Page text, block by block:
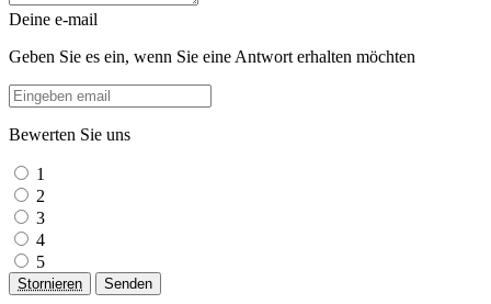
Deine e-mail
Geben Sie es ein, wenn Sie eine Antwort erhalten möchten
Bewerten Sie uns
1
2
3
4
5
Stornieren Senden